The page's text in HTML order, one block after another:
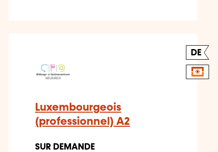
DE
Luxembourgeois
(professionnel) A2
SUR DEMANDE